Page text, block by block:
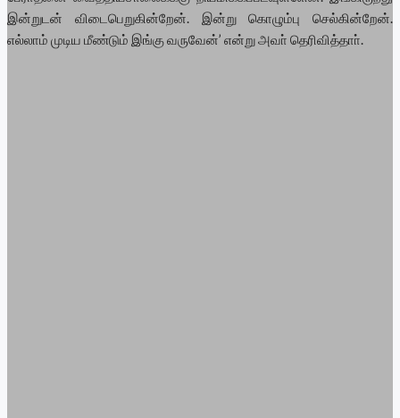
இன்றுடன் விடைபெறுகின்றேன். இன்று கொழும்பு செல்கின்றேன்.
எல்லாம் முடிய மீண்டும் இங்கு வருவேன்’ என்று அவா் தெரிவித்தாா்.